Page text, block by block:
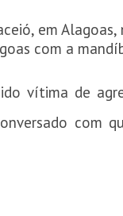
em Alagoas,
com a
vítima de
com